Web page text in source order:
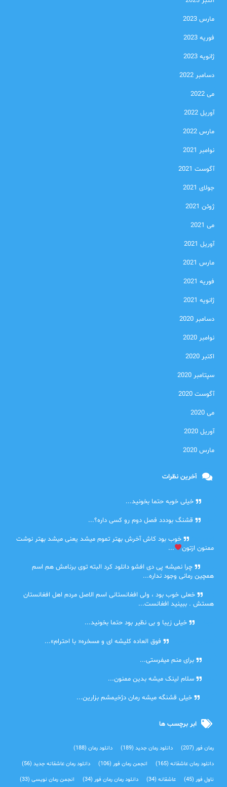
مارس 2023
فوریه 2023
ژانویه 2023
دسامبر 2022
می 2022
آوریل 2022
مارس 2022
نوامبر 2021
آگوست 2021
جولای 2021
ژوئن 2021
می 2021
آوریل 2021
مارس 2021
فوریه 2021
ژانویه 2021
دسامبر 2020
نوامبر 2020
اکتبر 2020
سپتامبر 2020
آگوست 2020
می 2020
آوریل 2020
مارس 2020
آخرین نظرات
خیلی خوبه حتما بخونید...
قشنگ بوددد فصل دوم رو کسی داره؟...
خوب بود کاش آخرش بهتر تموم میشد یعنی میشد بهتر نوشت
ممنون ازتون
...
چرا نمیشه پی دی افشو دانلود کرد البته توی برنامش هم اسم
همچین رمانی وجود نداره...
خعلی خوب بود ، ولی افغانستانی اسم الاصل مردم اهل افغانستان
هستش . ببینید افغانست...
خیلی زیبا و بی نظیر بود حتما بخونید...
فوق العاده کلیشه ای و مسخره« با احترام»...
برای منم میفرستی...
سلام لینک میشه بدین ممنون...
خیلی قشنگه میشه رمان دژخیمشم بزارین...
ابر برچسب ها
رمان فور(207) دانلود رمان جدید(189) دانلود رمان(188)
دانلود رمان عاشقانه(165) انجمن رمان فور(106) دانلود رمان عاشقانه جدید(56)
ناول فور(45) عاشقانه(34) دانلود رمان رمان فور(34) انجمن رمان نویسی(33)